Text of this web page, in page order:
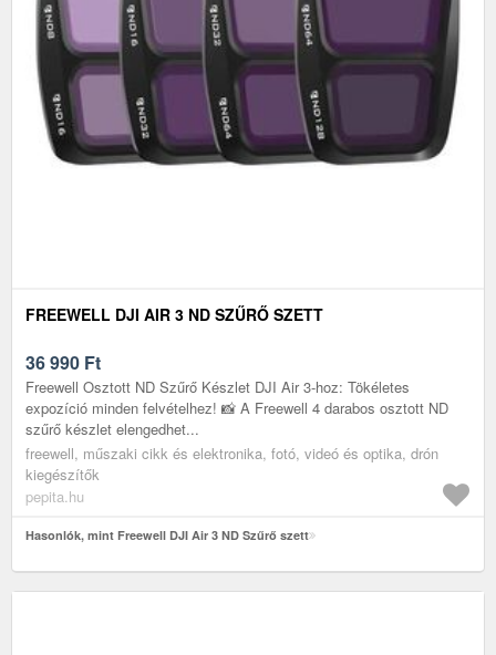
FREEWELL DJI AIR 3 ND SZŰRŐ SZETT
36 990 Ft
Freewell Osztott ND Szűrő Készlet DJI Air 3-hoz: Tökéletes
expozíció minden felvételhez! 📸 A Freewell 4 darabos osztott ND
szűrő készlet elengedhet...
freewell, műszaki cikk és elektronika, fotó, videó és optika, drón
kiegészítők
pepita.hu
Hasonlók, mint Freewell DJI Air 3 ND Szűrő szett